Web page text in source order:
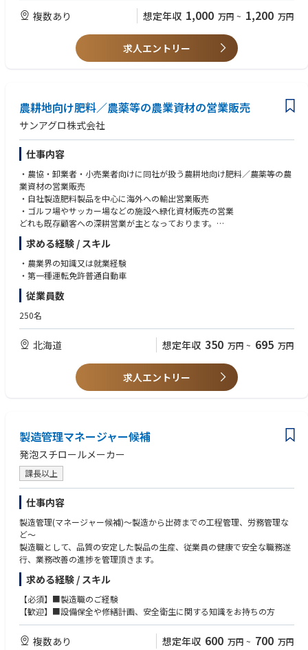
４．調達業務の高度化・標準化
実現していただきます。
■入社後のキャリアプラン
入社後は、DXPSへの出向もしくは出張の活用を通じて、調達部門の管理
監督者として現場課題の解決および組織強化を担っていただきます。
その後は、専門領域や適性に応じて、デクセリアルズ本社の調達業務を担
っていただくことも視野に入れ、グループ全体の調達機能を牽引する中核
人材として、より大きな役割を担っていただくことを期待しています。
■働き方
・組織で求めるポジション Mgr以上
・部署の平均残業時間 10~30時間程度/月
・リモートワーク・フレックス制度の活用度合い
‐ リモートワーク：1～2回/週 ※業務状況による
‐ フレックス制度：柔軟な働き方を推奨しており、積極的にご活用いただ
ける環境です
・材料納期調整や需給対応の経験
・サプライヤーマネジメント、調達戦略の立案経験
・製造業における調達経験
■求める人物像
複数あり 想定年収 1,000 万円 ~ 1,200 万円
求人エントリー
農耕地向け肥料／農薬等の農業資材の営業販売
サンアグロ株式会社
仕事内容
・農協・卸業者・小売業者向けに同社が扱う農耕地向け肥料／農薬等の農
業資材の営業販売
・自社製造肥料製品を中心に海外への輸出営業販売
・ゴルフ場やサッカー場などの施設へ緑化資材販売の営業
どれも既存顧客への深耕営業が主となっております。
■入社後
選考を通し入社後に配属予定の拠点を決定します。(札幌、東京、富山、大
阪、熊本)
深めて頂き、先輩社員に同行し業務に慣れていただきます。慣れていただ
いた後に担当エリアの中から1県担当をお任せし、深耕営業をしていただ
きます。基本的に週1日出社、残り4日は直行直帰で顧客先へ訪問していた
だきますので、自由度と裁量の高い仕事ができます。
求める経験 / スキル
・農業界の知識又は就業経験
・第一種運転免許普通自動車
従業員数
250名
北海道 想定年収 350 万円 ~ 695 万円
求人エントリー
製造管理マネージャー候補
発泡スチロールメーカー
課長以上
仕事内容
製造管理(マネージャー候補)～製造から出荷までの工程管理、労務管理な
ど～
製造職として、品質の安定した製品の生産、従業員の健康で安全な職務遂
行、業務改善の進捗を管理頂きます。
求める経験 / スキル
【必須】■製造職のご経験
【歓迎】■設備保全や修繕計画、安全衛生に関する知識をお持ちの方
複数あり 想定年収 600 万円 ~ 700 万円